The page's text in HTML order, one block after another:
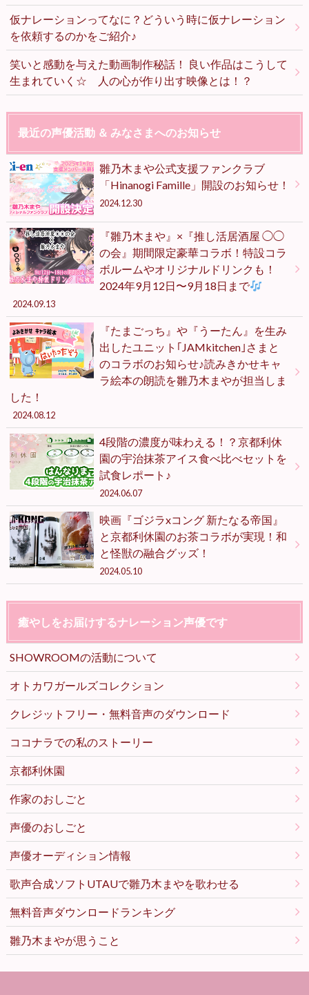
仮ナレーションってなに？どういう時に仮ナレーション
を依頼するのかをご紹介♪
笑いと感動を与えた動画制作秘話！ 良い作品はこうして
生まれていく☆ 人の心が作り出す映像とは！？
最近の声優活動 ＆ みなさまへのお知らせ
雛乃木まや公式支援ファンクラブ
「Hinanogi Famille」開設のお知らせ！
2024.12.30
『雛乃木まや』×『推し活居酒屋 ◯◯
の会』期間限定豪華コラボ！特設コラ
ボルームやオリジナルドリンクも！
2024年9月12日〜9月18日まで
2024.09.13
『たまごっち』や『うーたん』を生み
出したユニット｢JAMkitchen｣さまと
のコラボのお知らせ♪読みきかせキャ
ラ絵本の朗読を雛乃木まやが担当しま
した！
2024.08.12
4段階の濃度が味わえる！？京都利休
園の宇治抹茶アイス食べ比べセットを
試食レポート♪
2024.06.07
映画『ゴジラxコング 新たなる帝国』
と京都利休園のお茶コラボが実現！和
と怪獣の融合グッズ！
2024.05.10
癒やしをお届けするナレーション声優です
SHOWROOMの活動について
オトカワガールズコレクション
クレジットフリー・無料音声のダウンロード
ココナラでの私のストーリー
京都利休園
作家のおしごと
声優のおしごと
声優オーディション情報
歌声合成ソフトUTAUで雛乃木まやを歌わせる
無料音声ダウンロードランキング
雛乃木まやが思うこと